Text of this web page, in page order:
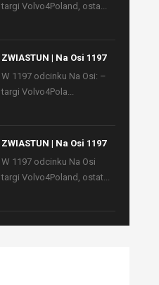
targi Volvo4Poland, osta...
ZWIASTUN | Na Osi 1197
W 1197 odcinku Na Osi: –
targi Volvo4Pola...
ZWIASTUN | Na Osi 1197
W 1197 odcinku Na Osi
targi Volvo4Poland, ostat...